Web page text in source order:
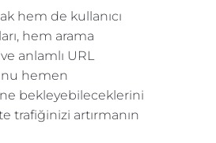
hem de kullanıcı
hem arama
anlamlı URL
hemen
ne bekleyebileceklerini
trafiğinizi artırmanın